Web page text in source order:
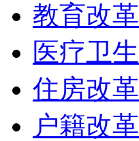
教育改革
医疗卫生
住房改革
户籍改革